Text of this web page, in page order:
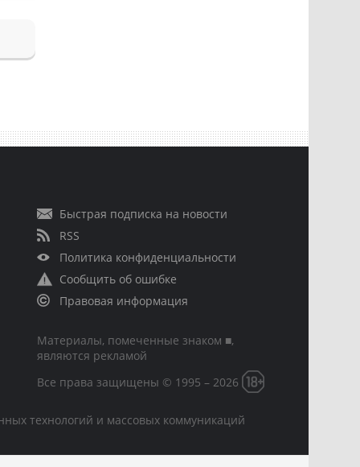
Быстрая подписка на новости
RSS
Политика конфиденциальности
Сообщить об ошибке
Правовая информация
Материалы, помеченные знаком ■,
являются рекламой
Все права защищены © 1995 – 2026
технологий и массовых коммуникаций